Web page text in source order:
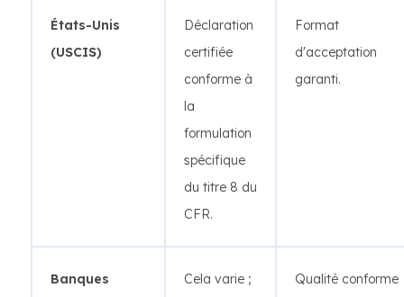
États-Unis
(USCIS)
Déclaration
certifiée
conforme à
la
formulation
spécifique
du titre 8 du
CFR.
Format
d'acceptation
garanti.
Banques
Cela varie ;
Qualité conforme